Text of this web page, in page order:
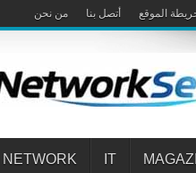
الموقع أتصل بنا من نحن
IT
NETWORK